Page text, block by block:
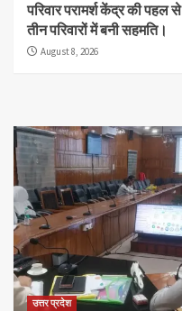
परिवार परामर्श केंद्र की पहल से
तीन परिवारों में बनी सहमति।
August 8, 2026
उत्तर प्रदेश